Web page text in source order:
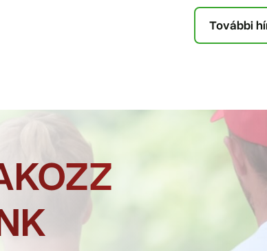
További